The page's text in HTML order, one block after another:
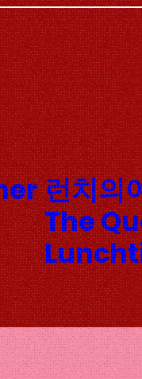
런치의
The